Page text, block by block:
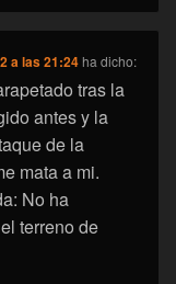
a las 21:24 ha dicho:
tras la
antes y la
de la
mata a mi.
No ha
terreno de